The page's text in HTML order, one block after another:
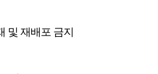
및 재배포 금지